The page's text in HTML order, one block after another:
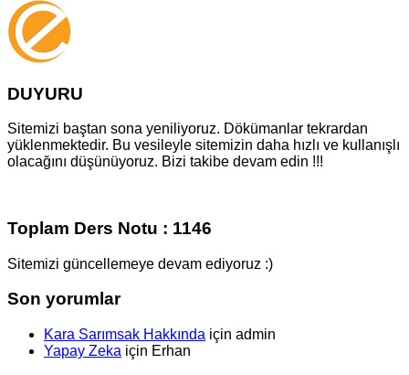
DUYURU
Sitemizi baştan sona yeniliyoruz. Dökümanlar tekrardan
yüklenmektedir. Bu vesileyle sitemizin daha hızlı ve kullanışlı
olacağını düşünüyoruz. Bizi takibe devam edin !!!
Toplam Ders Notu : 1146
Sitemizi güncellemeye devam ediyoruz :)
Son yorumlar
Kara Sarımsak Hakkında için admin
Yapay Zeka için Erhan